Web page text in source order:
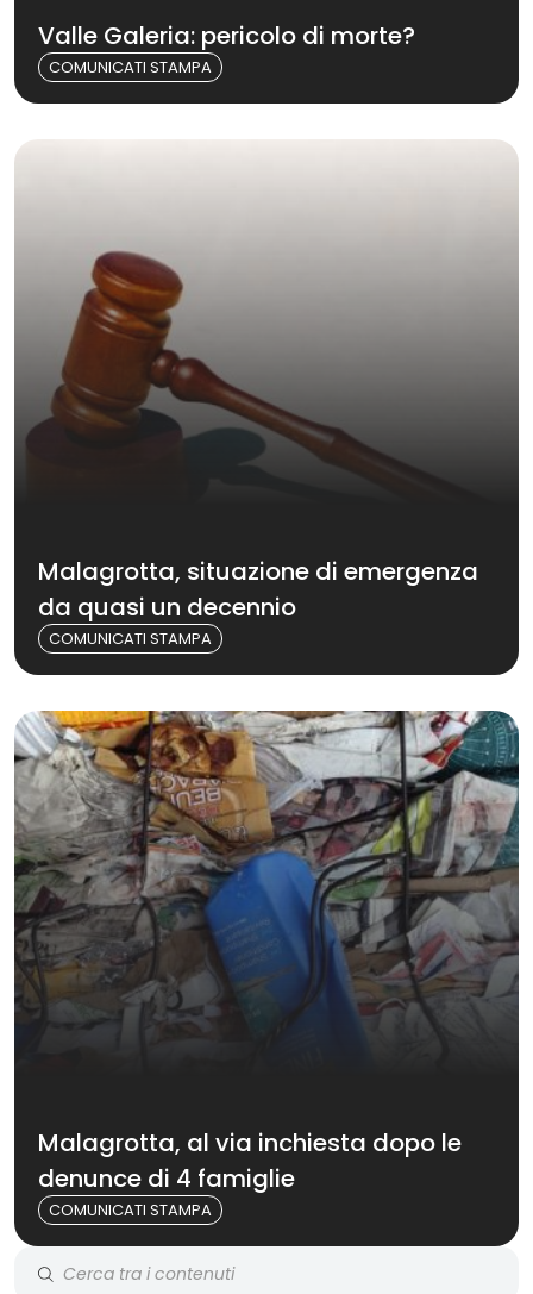
Valle Galeria: pericolo di morte?
COMUNICATI STAMPA
Malagrotta, situazione di emergenza
da quasi un decennio
COMUNICATI STAMPA
Malagrotta, al via inchiesta dopo le
denunce di 4 famiglie
COMUNICATI STAMPA